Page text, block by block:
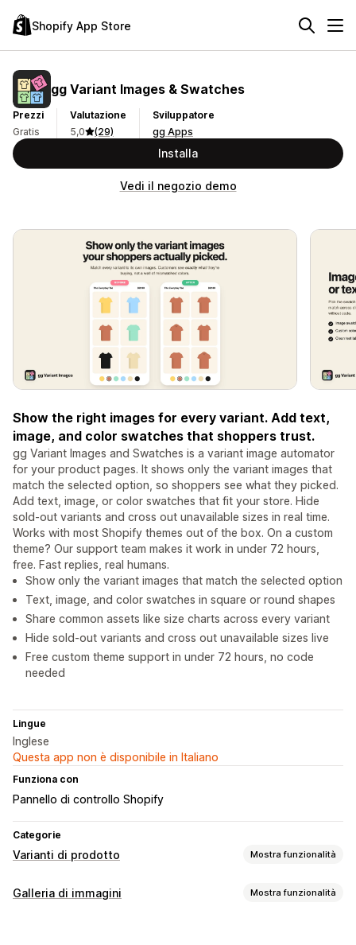
Shopify App Store
gg Variant Images & Swatches
Prezzi
Gratis
Valutazione
5,0
(29)
Sviluppatore
gg Apps
Installa
Vedi il negozio demo
Show the right images for every variant. Add text,
image, and color swatches that shoppers trust.
gg Variant Images and Swatches is a variant image automator
for your product pages. It shows only the variant images that
match the selected option, so shoppers see what they picked.
Add text, image, or color swatches that fit your store. Hide
sold-out variants and cross out unavailable sizes in real time.
Works with most Shopify themes out of the box. On a custom
theme? Our support team makes it work in under 72 hours,
free. Fast replies, real humans.
Show only the variant images that match the selected option
Text, image, and color swatches in square or round shapes
Share common assets like size charts across every variant
Hide sold-out variants and cross out unavailable sizes live
Free custom theme support in under 72 hours, no code
needed
Lingue
Inglese
Questa app non è disponibile in Italiano
Funziona con
Pannello di controllo Shopify
Categorie
Varianti di prodotto Mostra funzionalità
Personalizzazione
Galleria di immagini Mostra funzionalità